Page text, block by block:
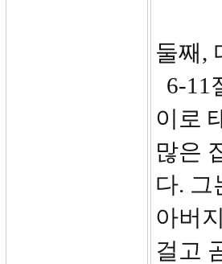
둘째,
6-11
이로
많은
다. 그
아버
걸고